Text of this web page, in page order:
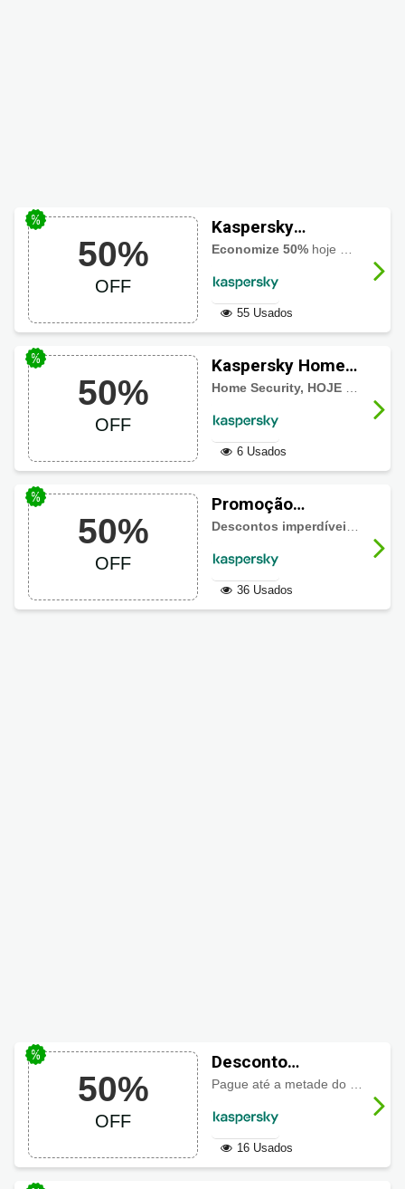
50%
OFF
Kaspersky
AntiVírus com 50%
Economize 50% hoje mesmo em antivírius na Kaspersky, Proteção antivírus essencial para seus computadores Windows. Aproveite!
55 Usados
50%
OFF
Kaspersky Home
Security com até
6 Usados
50%
OFF
Promoção
Kaspersky com
36 Usados
50%
OFF
Desconto
Kaspersky com
Premium
Pague até a metade do preço na
16 Usados